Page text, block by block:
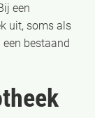
een
uit, soms als
bestaand